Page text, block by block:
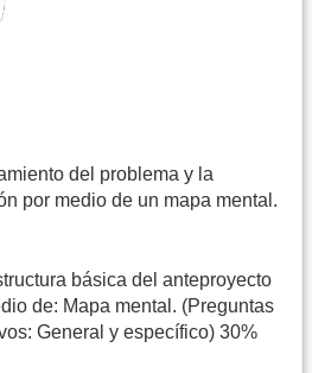
del problema y la
por medio de un mapa mental.
básica del anteproyecto
de: Mapa mental. (Preguntas
General y específico) 30%